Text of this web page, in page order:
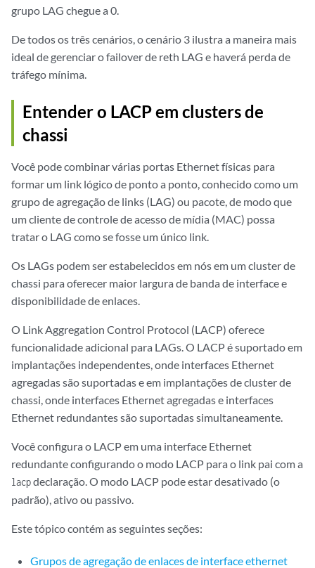
grupo LAG chegue a 0.
De todos os três cenários, o cenário 3 ilustra a maneira mais
ideal de gerenciar o failover de reth LAG e haverá perda de
tráfego mínima.
Entender o LACP em clusters de
chassi
Você pode combinar várias portas Ethernet físicas para
formar um link lógico de ponto a ponto, conhecido como um
grupo de agregação de links (LAG) ou pacote, de modo que
um cliente de controle de acesso de mídia (MAC) possa
tratar o LAG como se fosse um único link.
Os LAGs podem ser estabelecidos em nós em umcluster de
chassi para oferecer maior largura de banda de interface e
disponibilidade de enlaces.
O Link Aggregation Control Protocol (LACP) oferece
funcionalidade adicional para LAGs. O LACP é suportado em
implantações independentes, onde interfaces Ethernet
agregadas são suportadas e em implantações de cluster de
chassi, onde interfaces Ethernet agregadas e interfaces
Ethernet redundantes são suportadas simultaneamente.
Você configura o LACP em uma interface Ethernet
redundante configurando o modo LACP para o link pai com a
lacpdeclaração. O modo LACP pode estar desativado (o
padrão), ativo ou passivo.
Este tópico contém as seguintes seções:
Grupos de agregação de enlaces de interface ethernet